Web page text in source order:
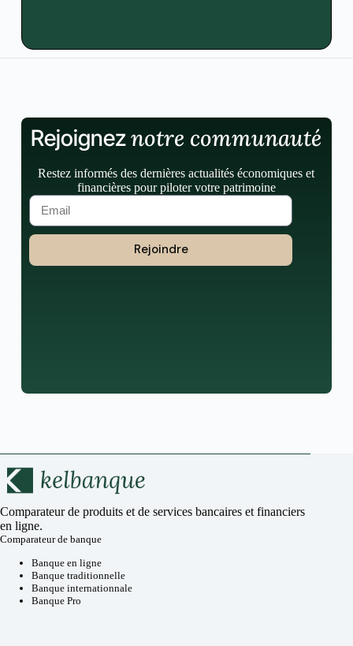
Rejoigneznotre communauté
Restez informés des dernières actualités économiques et
financières pour piloter votre patrimoine
Rejoindre
Comparateur de produits et de services bancaires et financiers
en ligne.
Comparateur de banque
Banque en ligne
Banque traditionnelle
Banque internationnale
Banque Pro